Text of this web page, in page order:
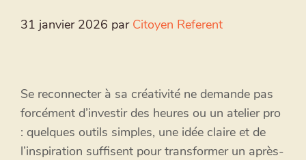
31 janvier 2026 par Citoyen Referent
Se reconnecter à sa créativité ne demande pas
forcément d’investir des heures ou un atelier pro
: quelques outils simples, une idée claire et de
l’inspiration suffisent pour transformer un après-